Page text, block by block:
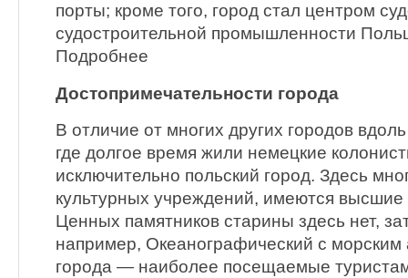
порты; кроме того, город стал центром
судостроительной промышленности
Подробнее
Достопримечательности города
В отличие от многих других городов
где долгое время жили немецкие
исключительно польский город. Здесь
культурных учреждений, имеются
Ценных памятников старины здесь нет,
например, Океанографический с
города — наиболее посещаемые